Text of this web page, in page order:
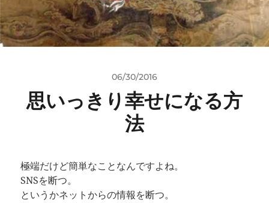
06/30/2016
思いっきり幸せになる方
法
極端だけど簡単なことなんですよね。
SNSを断つ。
というかネットからの情報を断つ。